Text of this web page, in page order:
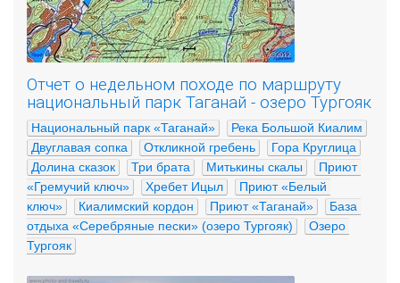
Отчет о недельном походе по маршруту
национальный парк Таганай - озеро Тургояк
Национальный парк «Таганай»
Река Большой Киалим
Двуглавая сопка
Откликной гребень
Гора Круглица
Долина сказок
Три брата Митькины скалы
Приют
«Гремучий ключ»
Хребет Ицыл
Приют «Белый
ключ»
Киалимский кордон Приют «Таганай»
База
отдыха «Серебряные пески» (озеро Тургояк)
Озеро
Тургояк